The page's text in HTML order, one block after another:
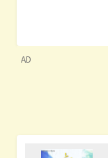
AD